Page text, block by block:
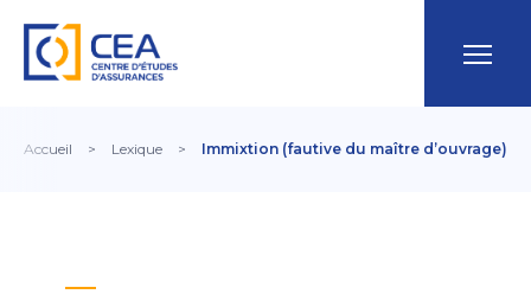
Accueil > Lexique > Immixtion (fautive du maître d’ouvrage)